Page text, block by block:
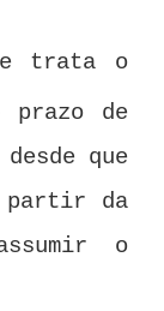
trata o
de
que
partir da
o